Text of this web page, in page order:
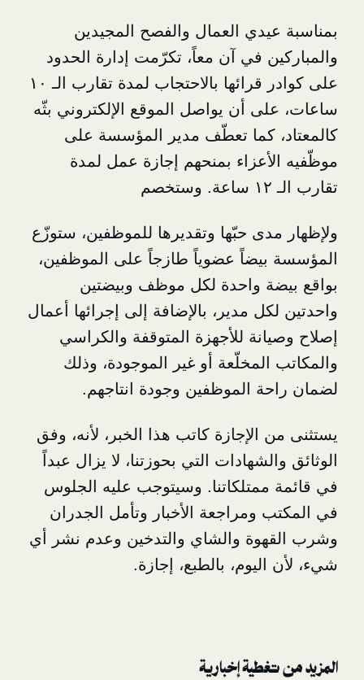
العمال والفصح المجيدين
في آن معاً، تكرّمت إدارة الحدود
على كوادر قرائها بالاحتجاب لمدة تقارب الـ ١٠
أن يواصل الموقع الإلكتروني بثّه
كما تعطّف مدير المؤسسة على
بمنحهم إجازة عمل لمدة
حبّها وتقديرها للموظفين، ستوزّع
عضوياً طازجاً على الموظفين،
واحدة لكل موظف وبيضتين
مدير، بالإضافة إلى إجرائها أعمال
للأجهزة المتوقفة والكراسي
أو غير الموجودة، وذلك
الموظفين وجودة انتاجهم.
الإجازة كاتب هذا الخبر، لأنه، وفق
التي بحوزتنا، لا يزال عبداً
وسيتوجب عليه الجلوس
ومراجعة الأخبار وتأمل الجدران
والشاي والتدخين وعدم نشر أي
بالطبع، إجازة.
إخبارية